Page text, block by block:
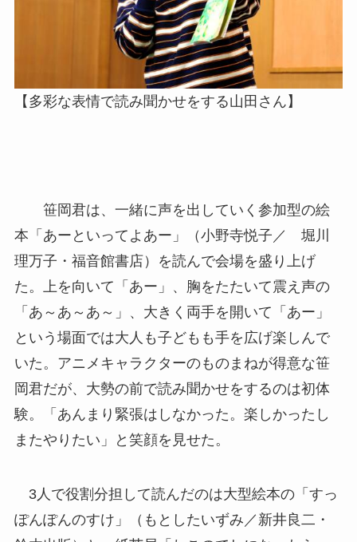
【多彩な表情で読み聞かせをする山田さん】
笹岡君は、一緒に声を出していく参加型の絵
本「あーといってよあー」（小野寺悦子／ 堀川
理万子・福音館書店）を読んで会場を盛り上げ
た。上を向いて「あー」、胸をたたいて震え声の
「あ～あ～あ～」、大きく両手を開いて「あー」
という場面では大人も子どもも手を広げ楽しんで
いた。アニメキャラクターのものまねが得意な笹
岡君だが、大勢の前で読み聞かせをするのは初体
験。「あんまり緊張はしなかった。楽しかったし
またやりたい」と笑顔を見せた。
3人で役割分担して読んだのは大型絵本の「すっ
ぽんぽんのすけ」（もとしたいずみ／新井良二・